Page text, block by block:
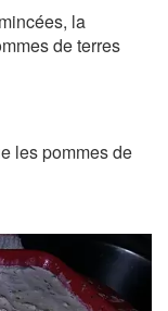
la
de terres
les pommes de